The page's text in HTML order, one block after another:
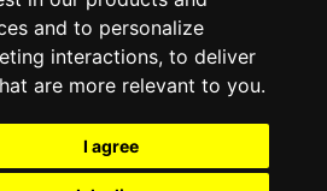
and to personalize
interactions, to deliver
are more relevant to you.
I agree
НОВОСТЕЙ